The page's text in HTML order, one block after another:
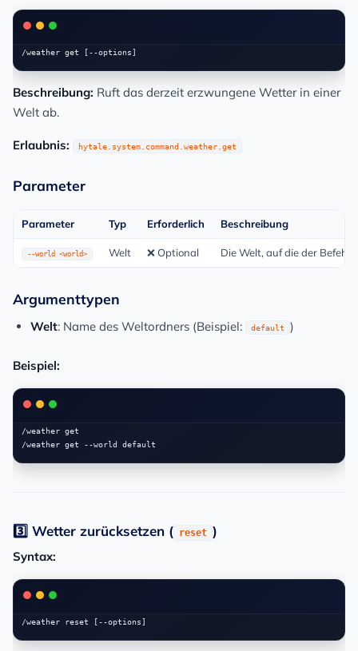
Beschreibung: Ruft das derzeit erzwungene Wetter in einer
Welt ab.
Erlaubnis: hytale.system.command.weather.get
Parameter
Parameter Typ Erforderlich Beschreibung
--world <world> Welt ❌ Optional Die Welt, auf die der Befehl
Argumenttypen
Welt: Name des Weltordners (Beispiel: default )
Beispiel:
/weather get
3️⃣ Wetter zurücksetzen ( reset )
Syntax: